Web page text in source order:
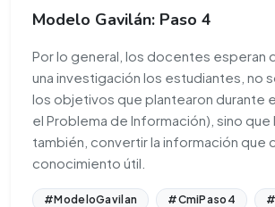
Modelo Gavilán: Paso 4
Por lo general, los docentes esperan
una investigación los estudiantes, no
los objetivos que plantearon durante
el Problema de Información), sino que
también, convertir la información que
conocimiento útil.
#ModeloGavilan #CmiPaso4